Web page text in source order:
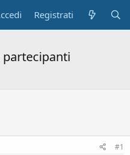
Registrati
#1